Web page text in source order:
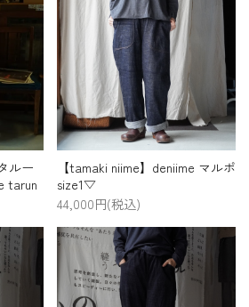
ルー
tarun
【tamaki niime】deniime マルポ
size1▽
44,000円(税込)